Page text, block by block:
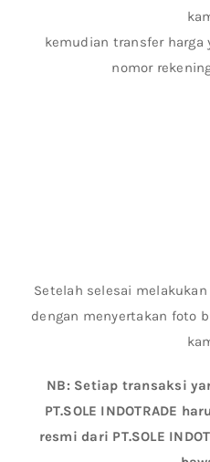
kemudian transfer harga
nomor
Setelah selesai
dengan menyertakan foto
NB: Setiap transaksi
PT.SOLE INDOTRADE
resmi dari PT.SOLE